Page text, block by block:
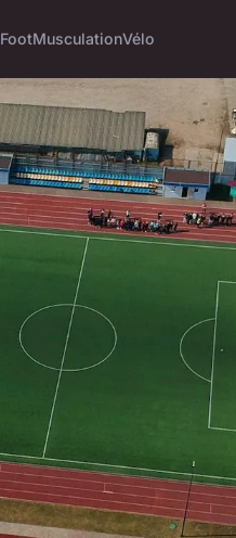
FootMusculationVélo